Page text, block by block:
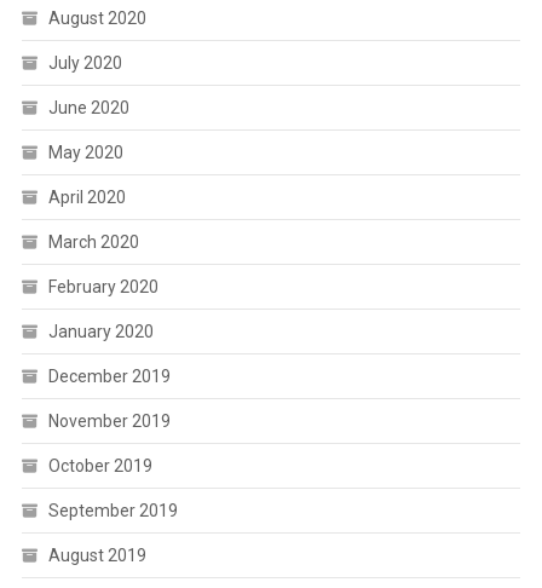
August 2020
July 2020
June 2020
May 2020
April 2020
March 2020
February 2020
January 2020
December 2019
November 2019
October 2019
September 2019
August 2019